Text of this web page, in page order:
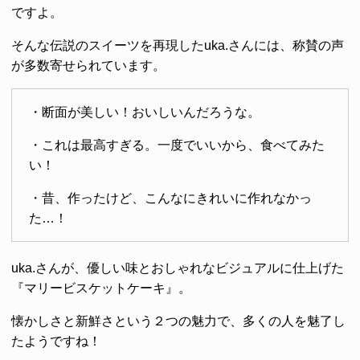
ですよ。
そんな伝説のスイーツを再現したuka.さんには、称賛の声
が多数寄せられています。
・断面が美しい！おいしいんだろうな。
・これは最高すぎる。一度でいいから、食べてみた
い！
・昔、作ったけど、こんなにきれいに作れなかっ
た…！
uka.さんが、優しい味とおしゃれなビジュアルに仕上げた
『マリービスケットケーキ』。
懐かしさと新鮮さという２つの魅力で、多くの人を魅了し
たようですね！